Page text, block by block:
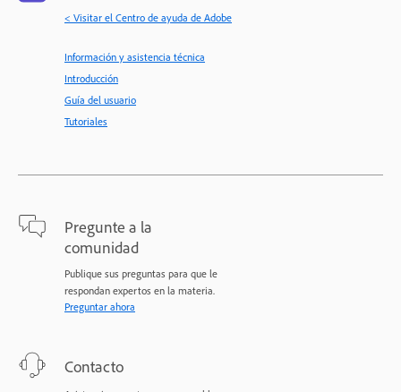
< Visitar el Centro de ayuda de Adobe
Información y asistencia técnica
Introducción
Guía del usuario
Tutoriales
Pregunte a la
comunidad
Publique sus preguntas para que le
respondan expertos en la materia.
Preguntar ahora
Contacto